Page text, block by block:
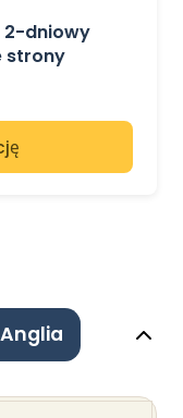
2-dniowy
strony